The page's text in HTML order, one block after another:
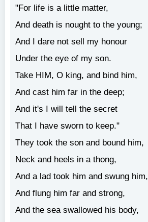
"For life is a little matter,
And death is nought to the young;
And I dare not sell my honour
Under the eye of my son.
Take HIM, О king, and bind him,
And cast him far in the deep;
And it's I will tell the secret
That I have sworn to keep."
They took the son and bound him,
Neck and heels in a thong,
And a lad took him and swung him,
And flung him far and strong,
And the sea swallowed his body,